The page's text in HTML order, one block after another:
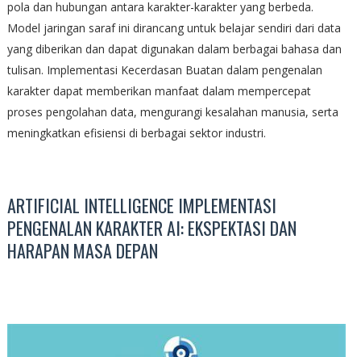
pola dan hubungan antara karakter-karakter yang berbeda.
Model jaringan saraf ini dirancang untuk belajar sendiri dari data
yang diberikan dan dapat digunakan dalam berbagai bahasa dan
tulisan. Implementasi Kecerdasan Buatan dalam pengenalan
karakter dapat memberikan manfaat dalam mempercepat
proses pengolahan data, mengurangi kesalahan manusia, serta
meningkatkan efisiensi di berbagai sektor industri.
ARTIFICIAL INTELLIGENCE IMPLEMENTASI
PENGENALAN KARAKTER AI: EKSPEKTASI DAN
HARAPAN MASA DEPAN